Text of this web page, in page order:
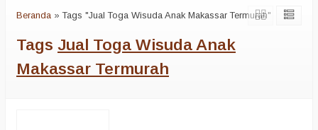
Beranda »Tags "Jual Toga Wisuda Anak Makassar Termurah"
Tags Jual Toga Wisuda Anak
Makassar Termurah